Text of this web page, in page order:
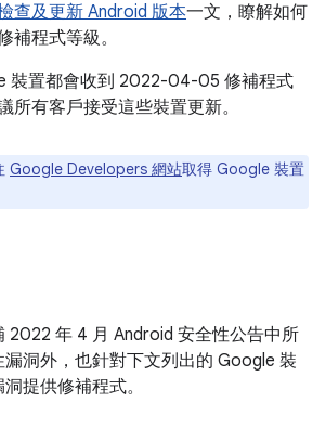
查及更新 Android 版本一文，瞭解如何
補程式等級。
裝置都會收到 2022-04-05 修補程式
所有客戶接受這些裝置更新。
Google Developers 網站取得 Google 裝置
2022 年 4 月 Android 安全性公告中所
洞外，也針對下文列出的 Google 裝
提供修補程式。